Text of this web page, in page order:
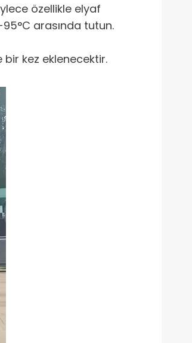
özellikle elyaf
95°C arasında tutun.
kez eklenecektir.